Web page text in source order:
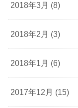
2018年3月 (8)
2018年2月 (3)
2018年1月 (6)
2017年12月 (15)